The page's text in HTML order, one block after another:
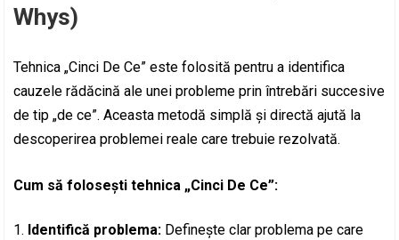
Whys)
Tehnica „Cinci De Ce” este folosită pentru a identifica
cauzele rădăcină ale unei probleme prin întrebări succesive
de tip „de ce”. Aceasta metodă simplă și directă ajută la
descoperirea problemei reale care trebuie rezolvată.
Cum să folosești tehnica „Cinci De Ce”:
Identifică problema: Definește clar problema pe care